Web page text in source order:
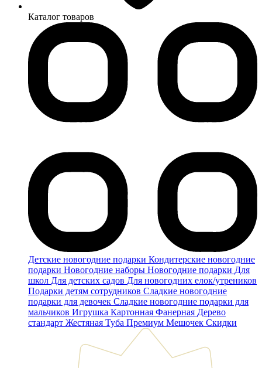
Каталог товаров
Детские новогодние подарки Кондитерские новогодние
подарки Новогодние наборы Новогодние подарки Для
школ Для детских садов Для новогодних елок/утреников
Подарки детям сотрудников Сладкие новогодние
подарки для девочек Сладкие новогодние подарки для
мальчиков Игрушка Картонная Фанерная Дерево
стандарт Жестяная Туба Премиум Мешочек Скидки